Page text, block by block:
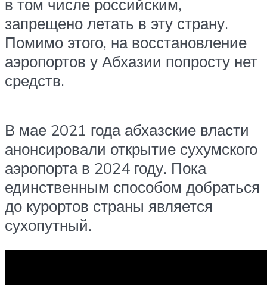
в том числе российским,
запрещено летать в эту страну.
Помимо этого, на восстановление
аэропортов у Абхазии попросту нет
средств.
В мае 2021 года абхазские власти
анонсировали открытие сухумского
аэропорта в 2024 году. Пока
единственным способом добраться
до курортов страны является
сухопутный.